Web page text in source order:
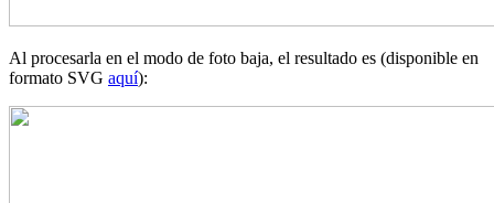
Al procesarla en el modo de foto baja, el resultado es (disponible en
formato SVG aquí):